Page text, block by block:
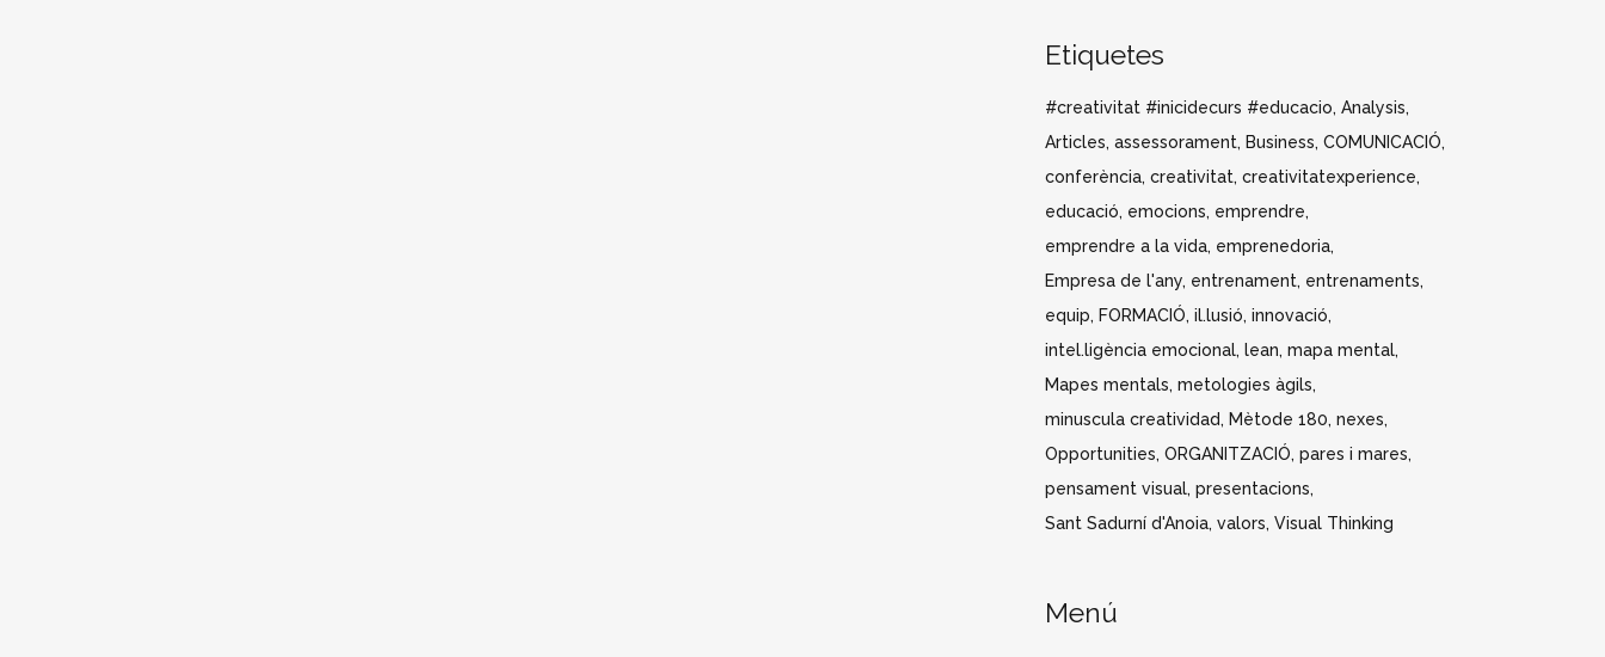
Etiquetes
#creativitat #inicidecurs #educacio Analysis
Articles assessorament Business COMUNICACIÓ
conferència creativitat creativitatexperience
educació emocions emprendre
emprendre a la vida emprenedoria
Empresa de l'any entrenament entrenaments
equip
FORMACIÓ il.lusió innovació
intel.ligència emocional lean mapa mental
Mapes mentals metologies àgils
minuscula creatividad
Mètode 180 nexes
Opportunities ORGANITZACIÓ pares i mares
pensament visual presentacions
Sant Sadurní d'Anoia valors Visual Thinking
Menú